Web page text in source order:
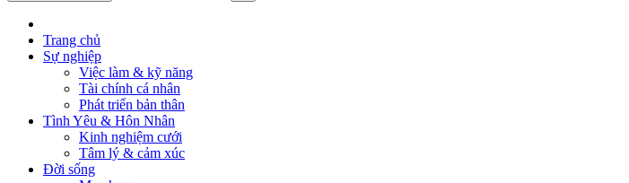
Trang chủ
Sự nghiệp
Việc làm & kỹ năng
Tài chính cá nhân
Phát triển bản thân
Tình Yêu & Hôn Nhân
Kinh nghiệm cưới
Tâm lý & cảm xúc
Đời sống